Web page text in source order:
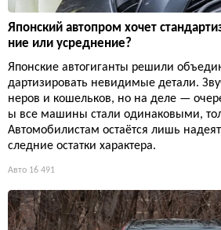
Японский автопром хочет
ние или усреднение?
Японские автогиганты решили
дартизировать невидимые детали.
неров и кошельков, но на деле —
ы все машины стали одинаковыми,
Автомобилистам остаётся лишь
следние остатки характера.
Авто 16 491